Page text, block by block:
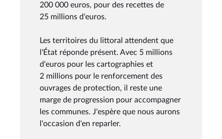
200 000 euros, pour des recettes de
25 millions d'euros.
Les territoires du littoral attendent que
l'État réponde présent. Avec 5 millions
d'euros pour les cartographies et
2 millions pour le renforcement des
ouvrages de protection, il reste une
marge de progression pour accompagner
les communes. J'espère que nous aurons
l'occasion d'en reparler.